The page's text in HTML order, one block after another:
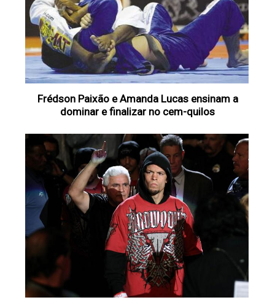
Frédson Paixão e Amanda Lucas ensinam a
dominar e finalizar no cem-quilos